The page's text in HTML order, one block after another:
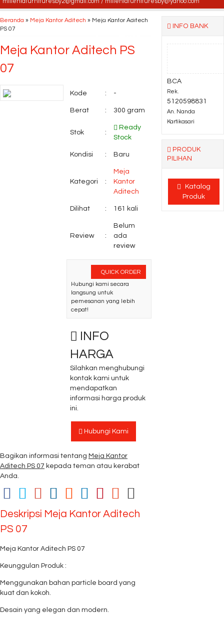
Meja Rapat Kantor
Beranda » Meja Kantor Aditech » Meja Kantor Aditech
PS 07
Meja Kantor Aditech PS
07
Kode : -
Berat : 300 gram
Stok :
Ready
Stock
Kondisi : Baru
Kategori :
Meja
Kantor
Aditech
Dilihat : 161 kali
Review :
Belum
ada
review
QUICK ORDER
Hubungi kami secara
langsung untuk
pemesanan yang lebih
cepat!
INFO
HARGA
Silahkan menghubungi
kontak kami untuk
mendapatkan
informasi harga produk
ini.
Hubungi Kami
Bagikan informasi tentang Meja Kantor
Aditech PS 07 kepada teman atau kerabat
Anda.
Deskripsi Meja Kantor Aditech
PS 07
Meja Kantor Aditech PS 07
Keunggulan Produk :
Menggunakan bahan particle board yang
kuat dan kokoh.
Desain yang elegan dan modern.
INFO BANK
BCA
Rek.
5120598831
An. Nanda
Kartikasari
PRODUK
PILIHAN
Katalog
Produk